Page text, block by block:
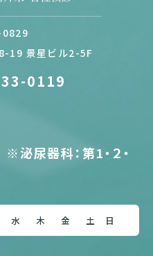
19 景星ビル2-5F
0119
尿器科：第1・２・
水 木 金 土 日